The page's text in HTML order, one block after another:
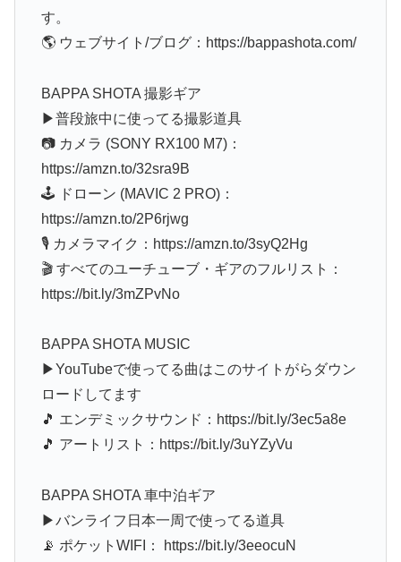
す。
🌎 ウェブサイト/ブログ：https://bappashota.com/
BAPPA SHOTA 撮影ギア
▶普段旅中に使ってる撮影道具
📷 カメラ (SONY RX100 M7)：
https://amzn.to/32sra9B
🕹 ドローン (MAVIC 2 PRO)：
https://amzn.to/2P6rjwg
🎙 カメラマイク：https://amzn.to/3syQ2Hg
🎬 すべてのユーチューブ・ギアのフルリスト：
https://bit.ly/3mZPvNo
BAPPA SHOTA MUSIC
▶YouTubeで使ってる曲はこのサイトがらダウン
ロードしてます
🎵 エンデミックサウンド：https://bit.ly/3ec5a8e
🎵 アートリスト：https://bit.ly/3uYZyVu
BAPPA SHOTA 車中泊ギア
▶バンライフ日本一周で使ってる道具
📡 ポケットWIFI： https://bit.ly/3eeocuN